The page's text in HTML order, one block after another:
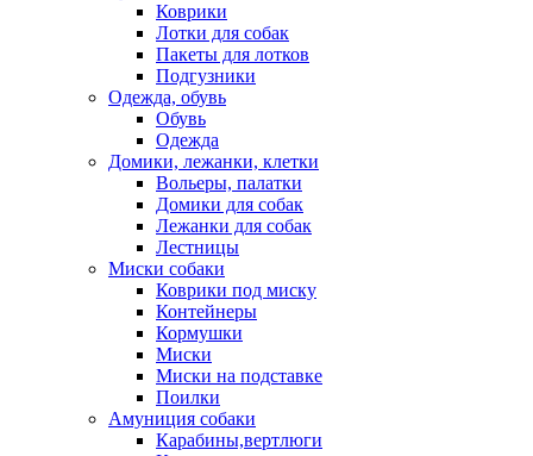
Коврики
Лотки для собак
Пакеты для лотков
Подгузники
Одежда, обувь
Обувь
Одежда
Домики, лежанки, клетки
Вольеры, палатки
Домики для собак
Лежанки для собак
Лестницы
Миски собаки
Коврики под миску
Контейнеры
Кормушки
Миски
Миски на подставке
Поилки
Амуниция собаки
Карабины,вертлюги